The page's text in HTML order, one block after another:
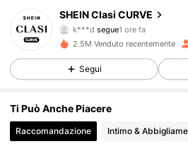
SHEIN Clasi CURVE
a***esta navigando
4.83
337K Follower
4.83 337K Follower
2.5M Venduto recentemente
Segui
Ti Può Anche Piacere
Raccomandazione Intimo &